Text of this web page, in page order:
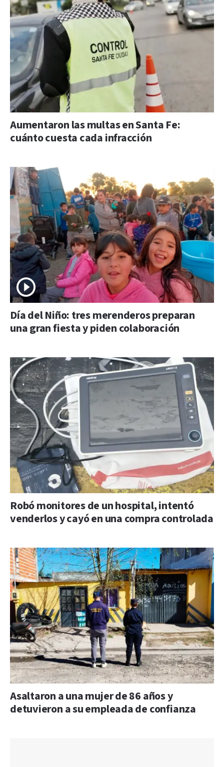
Aumentaron las multas en Santa Fe:
cuánto cuesta cada infracción
Día del Niño: tres merenderos preparan
una gran fiesta y piden colaboración
Robó monitores de un hospital, intentó
venderlos y cayó en una compra controlada
Asaltaron a una mujer de 86 años y
detuvieron a su empleada de confianza